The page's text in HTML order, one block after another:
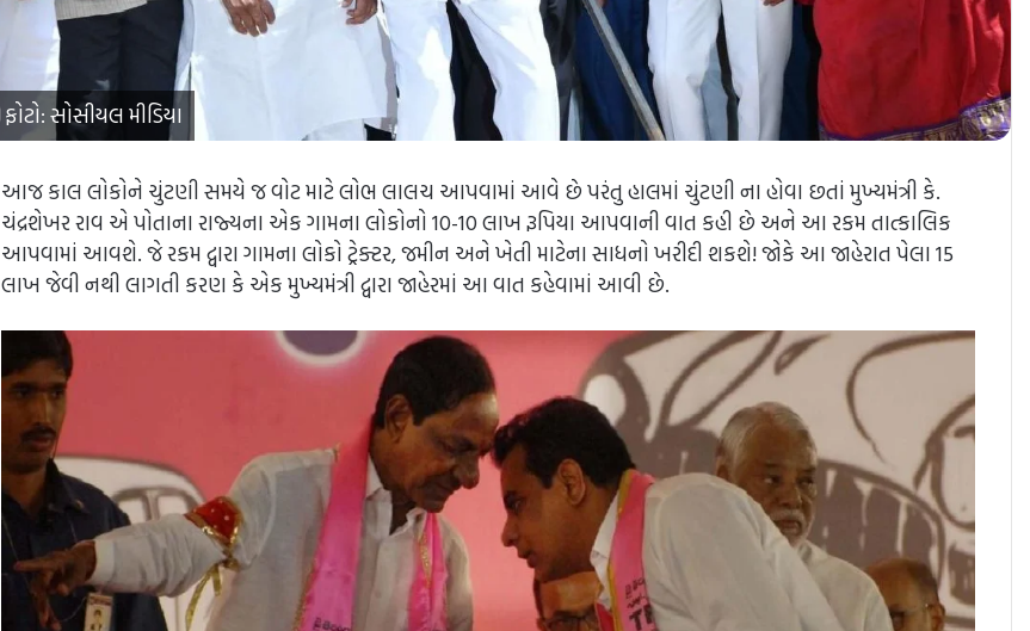
ફોટો: સોસીયલ મીડિયા
આજ કાલ લોકોને ચુંટણી સમયે જ વોટ માટે લોભ લાલચ આપવામાં આવે છે પરંતુ હાલમાં ચુંટણી ના હોવા છતાં મુખ્યમંત્રી કે.
ચંદ્રશેખર રાવ એ પોતાના રાજ્યના એક ગામના લોકોનો 10-10 લાખ રૂપિયા આપવાની વાત કહી છે અને આ રકમ તાત્કાલિક
આપવામાં આવશે. જે રકમ દ્વારા ગામના લોકો ટ્રેક્ટર, જમીન અને ખેતી માટેના સાધનો ખરીદી શકશે! જોકે આ જાહેરાત પેલા 15
લાખ જેવી નથી લાગતી કરણ કે એક મુખ્યમંત્રી દ્વારા જાહેરમાં આ વાત કહેવામાં આવી છે.